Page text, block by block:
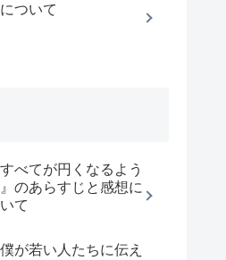
ついて
すべてが円くなるよう
のあらすじと感想に
て
僕が若い人たちに伝え